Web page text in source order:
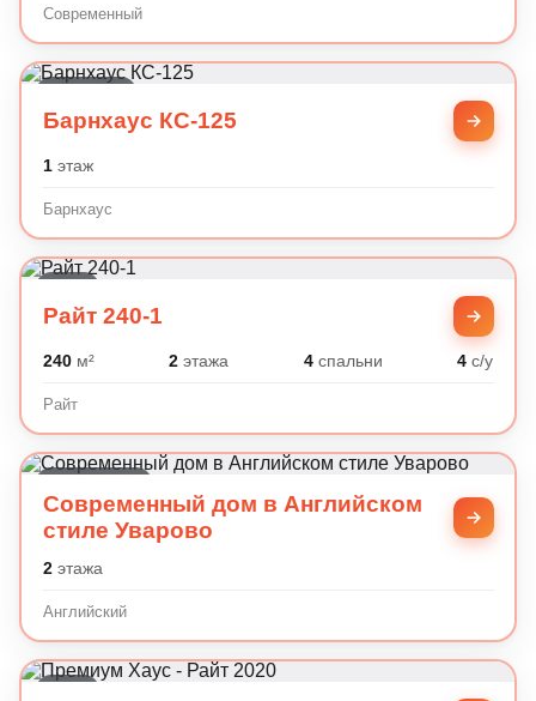
Современный
Барнхаус КС-125
1этаж
Барнхаус
Райт 240-1
240м² 2 этажа 4спальни 4 с/у
Райт
Современный дом в Английском
стиле Уварово
2этажа
Английский